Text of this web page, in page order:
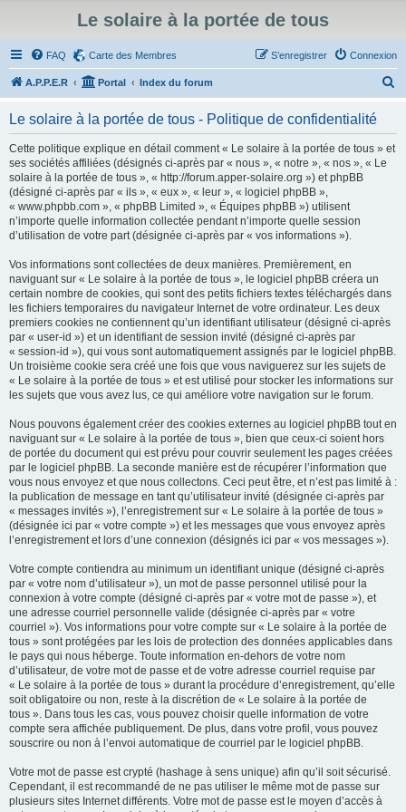
Le solaire à la portée de tous
FAQ Carte des Membres Connexion
S’enregistrer
A.P.P.E.R Portal Index du forum
Le solaire à la portée de tous - Politique de confidentialité
Cette politique explique en détail comment « Le solaire à la portée de tous » et
ses sociétés affiliées (désignés ci-après par « nous », « notre », « nos », « Le
solaire à la portée de tous », « http://forum.apper-solaire.org ») et phpBB
(désigné ci-après par « ils », « eux », « leur », « logiciel phpBB »,
« www.phpbb.com », « phpBB Limited », « Équipes phpBB ») utilisent
n’importe quelle information collectée pendant n’importe quelle session
d’utilisation de votre part (désignée ci-après par « vos informations »).
Vos informations sont collectées de deux manières. Premièrement, en
naviguant sur « Le solaire à la portée de tous », le logiciel phpBB créera un
certain nombre de cookies, qui sont des petits fichiers textes téléchargés dans
les fichiers temporaires du navigateur Internet de votre ordinateur. Les deux
premiers cookies ne contiennent qu’un identifiant utilisateur (désigné ci-après
par « user-id ») et un identifiant de session invité (désigné ci-après par
« session-id »), qui vous sont automatiquement assignés par le logiciel phpBB.
Un troisième cookie sera créé une fois que vous naviguerez sur les sujets de
« Le solaire à la portée de tous » et est utilisé pour stocker les informations sur
les sujets que vous avez lus, ce qui améliore votre navigation sur le forum.
Nous pouvons également créer des cookies externes au logiciel phpBB tout en
naviguant sur « Le solaire à la portée de tous », bien que ceux-ci soient hors
de portée du document qui est prévu pour couvrir seulement les pages créées
par le logiciel phpBB. La seconde manière est de récupérer l’information que
vous nous envoyez et que nous collectons. Ceci peut être, et n’est pas limité à :
la publication de message en tant qu’utilisateur invité (désignée ci-après par
« messages invités »), l’enregistrement sur « Le solaire à la portée de tous »
(désignée ici par « votre compte ») et les messages que vous envoyez après
l’enregistrement et lors d’une connexion (désignés ici par « vos messages »).
Votre compte contiendra au minimum un identifiant unique (désigné ci-après
par « votre nom d’utilisateur »), un mot de passe personnel utilisé pour la
connexion à votre compte (désigné ci-après par « votre mot de passe »), et
une adresse courriel personnelle valide (désignée ci-après par « votre
courriel »). Vos informations pour votre compte sur « Le solaire à la portée de
tous » sont protégées par les lois de protection des données applicables dans
le pays qui nous héberge. Toute information en-dehors de votre nom
d’utilisateur, de votre mot de passe et de votre adresse courriel requise par
« Le solaire à la portée de tous » durant la procédure d’enregistrement, qu’elle
soit obligatoire ou non, reste à la discrétion de « Le solaire à la portée de
tous ». Dans tous les cas, vous pouvez choisir quelle information de votre
compte sera affichée publiquement. De plus, dans votre profil, vous pouvez
souscrire ou non à l’envoi automatique de courriel par le logiciel phpBB.
Votre mot de passe est crypté (hashage à sens unique) afin qu’il soit sécurisé.
Cependant, il est recommandé de ne pas utiliser le même mot de passe sur
plusieurs sites Internet différents. Votre mot de passe est le moyen d’accès à